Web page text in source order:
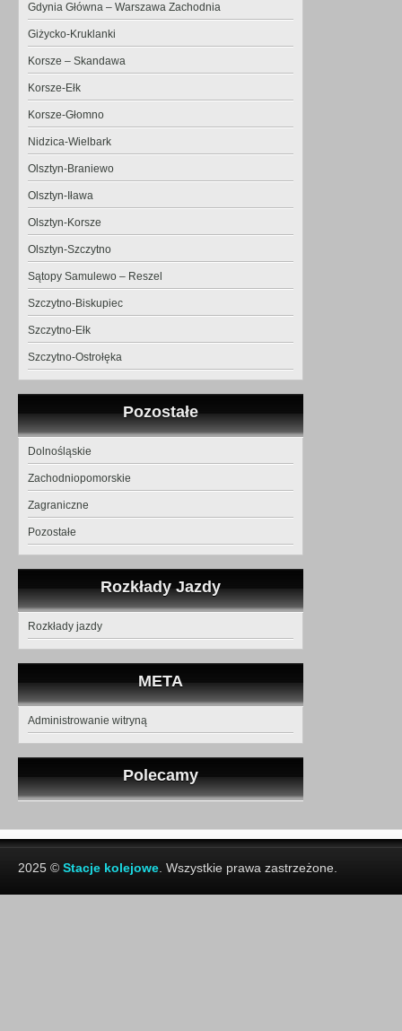
Gdynia Główna – Warszawa Zachodnia
Giżycko-Kruklanki
Korsze – Skandawa
Korsze-Ełk
Korsze-Głomno
Nidzica-Wielbark
Olsztyn-Braniewo
Olsztyn-Iława
Olsztyn-Korsze
Olsztyn-Szczytno
Sątopy Samulewo – Reszel
Szczytno-Biskupiec
Szczytno-Ełk
Szczytno-Ostrołęka
Pozostałe
Dolnośląskie
Zachodniopomorskie
Zagraniczne
Pozostałe
Rozkłady Jazdy
Rozkłady jazdy
META
Administrowanie witryną
Polecamy
2025 © Stacje kolejowe . Wszystkie prawa zastrzeżone.